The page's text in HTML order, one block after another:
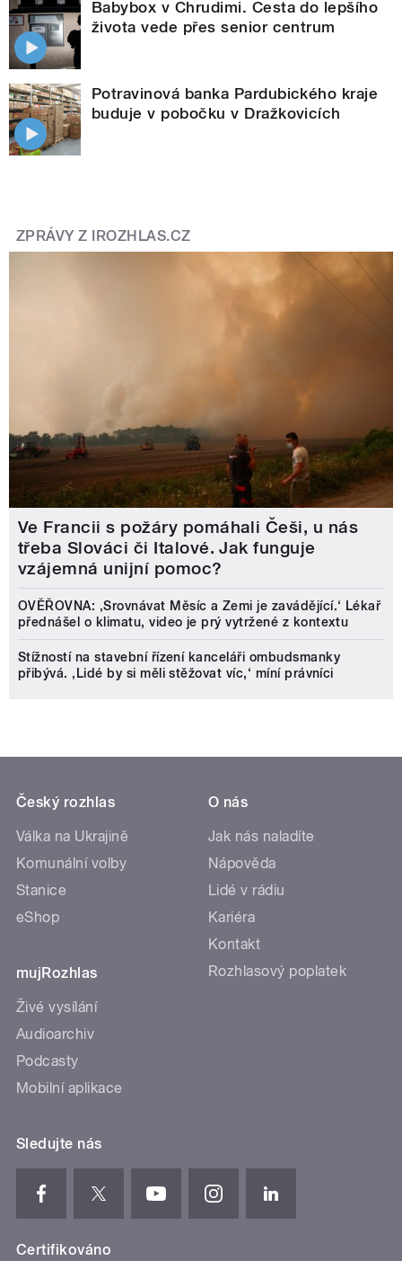
Babybox v Chrudimi. Cesta do lepšího
života vede přes senior centrum
Potravinová banka Pardubického kraje
buduje v pobočku v Dražkovicích
ZPRÁVY Z IROZHLAS.CZ
Ve Francii s požáry pomáhali Češi, u nás
třeba Slováci či Italové. Jak funguje
vzájemná unijní pomoc?
OVĚŘOVNA: ‚Srovnávat Měsíc a Zemi je zavádějící.‘ Lékař
přednášel o klimatu, video je prý vytržené z kontextu
Stížností na stavební řízení kanceláři ombudsmanky
přibývá. ‚Lidé by si měli stěžovat víc,‘ míní právníci
Český rozhlas
Válka na Ukrajině
Komunální volby
Stanice
eShop
mujRozhlas
Živé vysílání
Audioarchiv
Podcasty
Mobilní aplikace
O nás
Jak nás naladíte
Nápověda
Lidé v rádiu
Kariéra
Kontakt
Rozhlasový poplatek
Sledujte nás
Certifikováno